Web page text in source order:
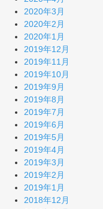
2020年3月
2020年2月
2020年1月
2019年12月
2019年11月
2019年10月
2019年9月
2019年8月
2019年7月
2019年6月
2019年5月
2019年4月
2019年3月
2019年2月
2019年1月
2018年12月